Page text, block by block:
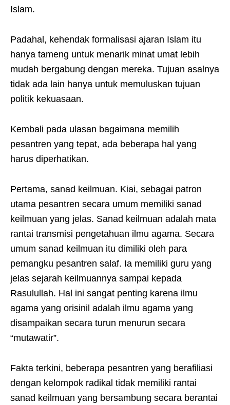
Islam.
Padahal, kehendak formalisasi ajaran Islam itu
hanya tameng untuk menarik minat umat lebih
mudah bergabung dengan mereka. Tujuan asalnya
tidak ada lain hanya untuk memuluskan tujuan
politik kekuasaan.
Kembali pada ulasan bagaimana memilih
pesantren yang tepat, ada beberapa hal yang
harus diperhatikan.
Pertama, sanad keilmuan. Kiai, sebagai patron
utama pesantren secara umum memiliki sanad
keilmuan yang jelas. Sanad keilmuan adalah mata
rantai transmisi pengetahuan ilmu agama. Secara
umum sanad keilmuan itu dimiliki oleh para
pemangku pesantren salaf. Ia memiliki guru yang
jelas sejarah keilmuannya sampai kepada
Rasulullah. Hal ini sangat penting karena ilmu
agama yang orisinil adalah ilmu agama yang
disampaikan secara turun menurun secara
“mutawatir”.
Fakta terkini, beberapa pesantren yang berafiliasi
dengan kelompok radikal tidak memiliki rantai
sanad keilmuan yang bersambung secara berantai